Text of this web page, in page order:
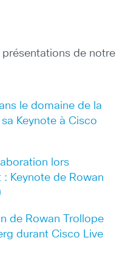
de notre
le domaine de la
Keynote à Cisco
lors
: Keynote de Rowan
de Rowan Trollope
durant Cisco Live